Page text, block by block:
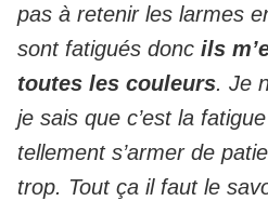
pas à retenir les larmes
sont fatigués donc ils
toutes les couleurs. Je
je sais que c’est la
tellement s’armer de
trop. Tout ça il faut le